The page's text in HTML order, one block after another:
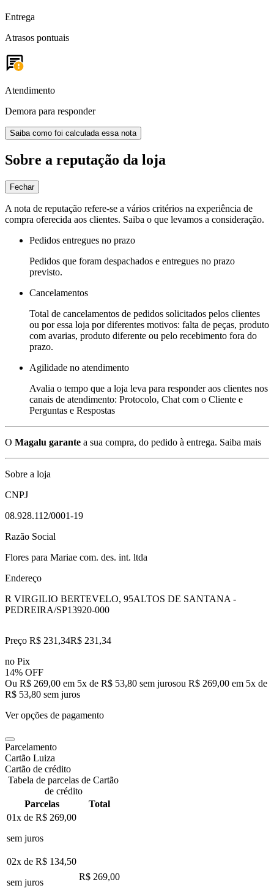
Entrega
Atrasos pontuais
Atendimento
Demora para responder
Saiba como foi calculada essa nota
Sobre a reputação da loja
Fechar
A nota de reputação refere-se a vários critérios na experiência de
compra oferecida aos clientes. Saiba o que levamos a consideração.
Pedidos entregues no prazo
Pedidos que foram despachados e entregues no prazo
previsto.
Cancelamentos
Total de cancelamentos de pedidos solicitados pelos clientes
ou por essa loja por diferentes motivos: falta de peças, produto
com avarias, produto diferente ou pelo recebimento fora do
prazo.
Agilidade no atendimento
Avalia o tempo que a loja leva para responder aos clientes nos
canais de atendimento: Protocolo, Chat com o Cliente e
Perguntas e Respostas
O Magalu garante a sua compra, do pedido à entrega. Saiba mais
Sobre a loja
CNPJ
08.928.112/0001-19
Razão Social
Flores para Mariae com. des. int. ltda
Endereço
R VIRGILIO BERTEVELO, 95ALTOS DE SANTANA -
PEDREIRA/SP13920-000
Preço R$ 231,34R$ 231 ,34
no Pix
14% OFF
Ou R$ 269,00 em 5x de R$ 53,80 sem jurosou R$ 269,00 em 5x de
R$ 53,80 sem juros
Ver opções de pagamento
Parcelamento
Cartão Luiza
Cartão de crédito
Tabela de parcelas de Cartão
de crédito
Parcelas
Total
01x de R$ 269,00
sem juros
02x de R$ 134,50
sem juros
R$ 269,00